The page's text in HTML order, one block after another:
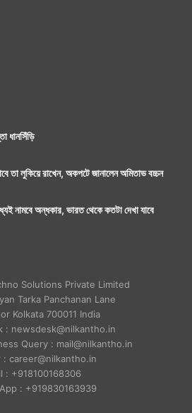
ধানসিঁড়ি
তা লুকিয়ে রাখেন, অকপটে জানালেন অমিতাভ বচ্চন
নামবে অন্ধকার, ভারত থেকে কতটা দেখা যাবে
Solutions Private Limited
Tarka Panchanan Lane
Kolkata 700011 India
: newsdesk@nilkantho.in
Query : mail@nilkantho.in
: career@nilkantho.in
: +918100168306
: +919830163939